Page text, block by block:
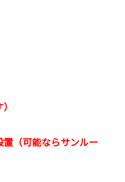
（可能ならサンルー